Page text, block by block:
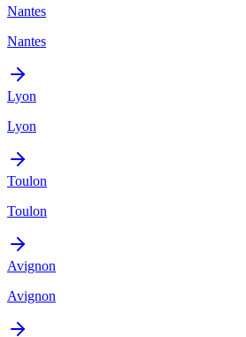
Nantes
Nantes
Lyon
Lyon
Toulon
Toulon
Avignon
Avignon